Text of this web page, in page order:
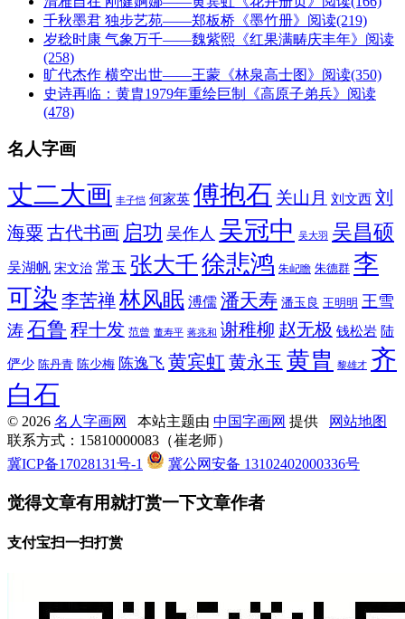
千秋墨君 独步艺苑——郑板桥《墨竹册》 阅读(219)
岁稔时康 气象万千——魏紫熙《红果满畴庆丰年》 阅读
(258)
旷代杰作 横空出世——王蒙《林泉高士图》 阅读(350)
史诗再临：黄胄1979年重绘巨制《高原子弟兵》 阅读
(478)
名人字画
丈二大画 丰子恺 何家英 傅抱石 关山月 刘文西 刘
海粟 古代书画 启功 吴作人 吴冠中 吴大羽 吴昌硕
吴湖帆 宋文治 常玉 张大千徐悲鸿 朱屺瞻 朱德群 李
可染 李苦禅林风眠 溥儒 潘天寿 潘玉良 王明明 王雪
涛 石鲁 程十发 范曾 董寿平 蒋兆和 谢稚柳 赵无极 钱松岩 陆
俨少 陈丹青 陈少梅 陈逸飞 黄宾虹 黄永玉 黄胄 黎雄才 齐
白石
© 2026 名人字画网 本站主题由 中国字画网 提供
网站地图
联系方式：15810000083（崔老师）
冀ICP备17028131号-1
冀公网安备 13102402000336号
觉得文章有用就打赏一下文章作者
支付宝扫一扫打赏